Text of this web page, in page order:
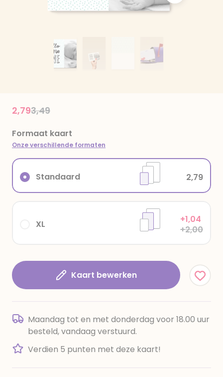
Price reduced from
3,49to
2,79
Formaat kaart
Onze verschillende formaten
XL
+1,04
+2,00
Standaard 2,79
Kaart bewerken
Maandag tot en met donderdag voor 18.00 uur
besteld, vandaag verstuurd.
Verdien 5 punten met deze kaart!